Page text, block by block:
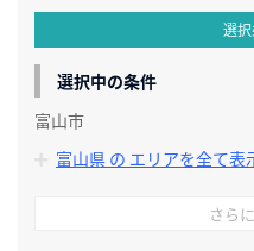
選
選択中の条件
富山市
富山県 の エリアを全て表
さら